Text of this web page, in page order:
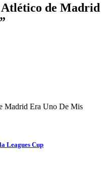
de Madrid
Leagues Cup